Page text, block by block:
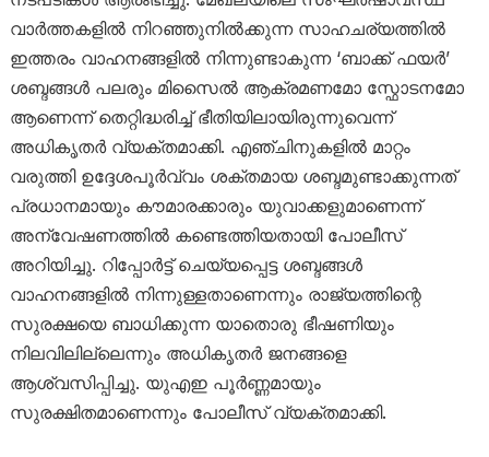
വാർത്തകളിൽ നിറഞ്ഞുനിൽക്കുന്ന സാഹചര്യത്തിൽ
ഇത്തരം വാഹനങ്ങളിൽ നിന്നുണ്ടാകുന്ന ‘ബാക്ക് ഫയർ’
ശബ്ദങ്ങൾ പലരും മിസൈൽ ആക്രമണമോ സ്ഫോടനമോ
ആണെന്ന് തെറ്റിദ്ധരിച്ച് ഭീതിയിലായിരുന്നുവെന്ന്
അധികൃതർ വ്യക്തമാക്കി. എഞ്ചിനുകളിൽ മാറ്റം
വരുത്തി ഉദ്ദേശപൂർവ്വം ശക്തമായ ശബ്ദമുണ്ടാക്കുന്നത്
പ്രധാനമായും കൗമാരക്കാരും യുവാക്കളുമാണെന്ന്
അന്വേഷണത്തിൽ കണ്ടെത്തിയതായി പോലീസ്
അറിയിച്ചു. റിപ്പോർട്ട് ചെയ്യപ്പെട്ട ശബ്ദങ്ങൾ
വാഹനങ്ങളിൽ നിന്നുള്ളതാണെന്നും രാജ്യത്തിന്റെ
സുരക്ഷയെ ബാധിക്കുന്ന യാതൊരു ഭീഷണിയും
നിലവിലില്ലെന്നും അധികൃതർ ജനങ്ങളെ
ആശ്വസിപ്പിച്ചു. യുഎഇ പൂർണ്ണമായും
സുരക്ഷിതമാണെന്നും പോലീസ് വ്യക്തമാക്കി.